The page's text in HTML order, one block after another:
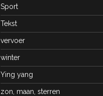
Sport
Tekst
vervoer
winter
Ying yang
zon, maan, sterren